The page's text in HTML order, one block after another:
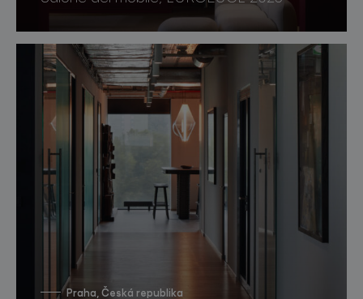
Praha, Česká republika